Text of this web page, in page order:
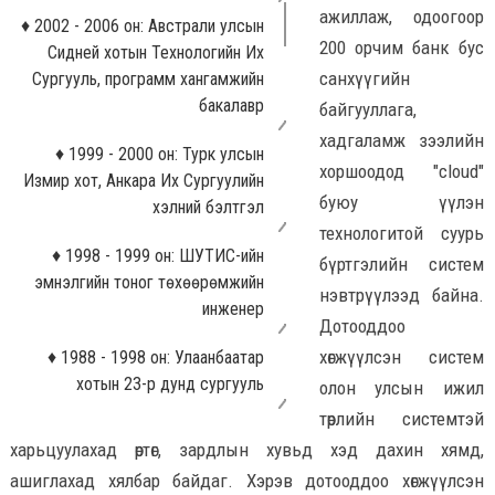
♦ 2002 - 2006 он: Австрали улсын
Сидней хотын Технологийн Их
Сургууль, программ хангамжийн
бакалавр
♦ 1999 - 2000 он: Турк улсын
Измир хот, Анкара Их Сургуулийн
хэлний бэлтгэл
♦ 1998 - 1999 он: ШУТИС-ийн
эмнэлгийн тоног төхөөрөмжийн
инженер
♦ 1988 - 1998 он: Улаанбаатар
хотын 23-р дунд сургууль
ажиллаж, одоогоор
200 орчим банк бус
санхүүгийн
байгууллага,
хадгаламж зээлийн
хоршоодод "cloud"
буюу үүлэн
технологитой суурь
бүртгэлийн систем
нэвтрүүлээд байна.
Дотооддоо
хөгжүүлсэн систем
олон улсын ижил
төрлийн системтэй
харьцуулахад өртөг, зардлын хувьд хэд дахин хямд,
ашиглахад хялбар байдаг. Хэрэв дотооддоо хөгжүүлсэн